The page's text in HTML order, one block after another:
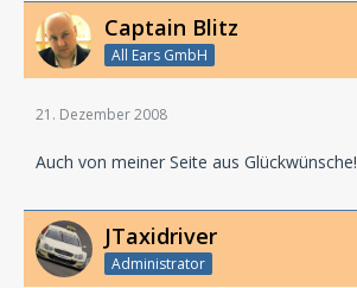
Captain Blitz
All Ears GmbH
21. Dezember 2008
Auch von meiner Seite aus Glückwünsche!
JTaxidriver
Administrator